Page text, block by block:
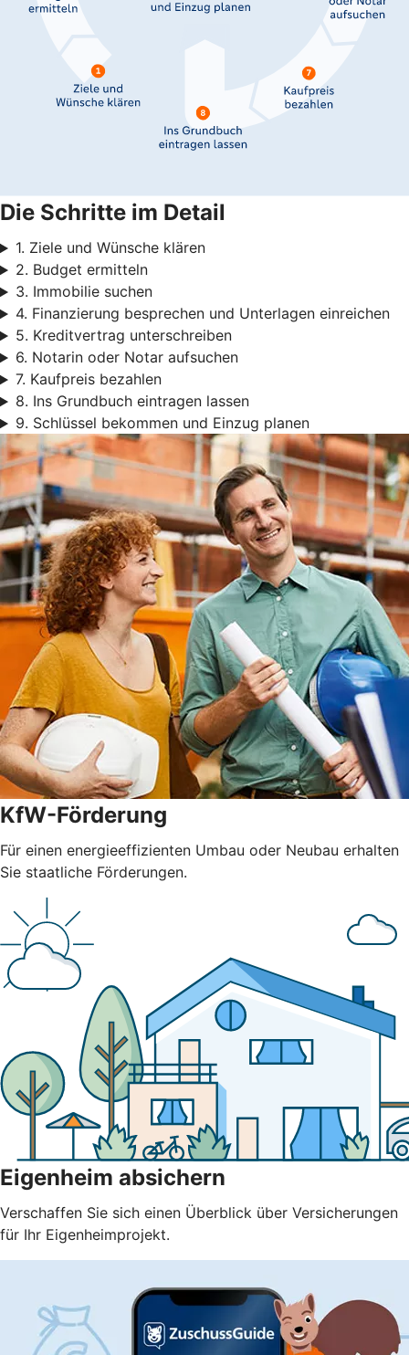
Die Schritte im Detail
1. Ziele und Wünsche klären
2. Budget ermitteln
3. Immobilie suchen
4. Finanzierung besprechen und Unterlagen einreichen
5. Kreditvertrag unterschreiben
6. Notarin oder Notar aufsuchen
7. Kaufpreis bezahlen
8. Ins Grundbuch eintragen lassen
9. Schlüssel bekommen und Einzug planen
KfW-Förderung
Für einen energieeffizienten Umbau oder Neubau erhalten
Sie staatliche Förderungen.
Eigenheim absichern
Verschaffen Sie sich einen Überblick über Versicherungen
für Ihr Eigenheimprojekt.